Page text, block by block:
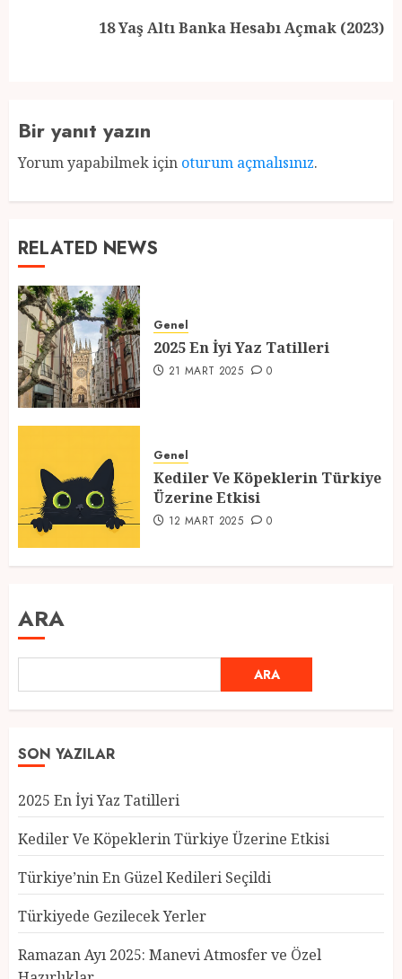
18 Yaş Altı Banka Hesabı Açmak (2023)
Bir yanıt yazın
Yorum yapabilmek için oturum açmalısınız.
RELATED NEWS
Genel
2025 En İyi Yaz Tatilleri
21 MART 2025 0
Genel
Kediler Ve Köpeklerin Türkiye
Üzerine Etkisi
12 MART 2025 0
ARA
ARA
SON YAZILAR
2025 En İyi Yaz Tatilleri
Kediler Ve Köpeklerin Türkiye Üzerine Etkisi
Türkiye’nin En Güzel Kedileri Seçildi
Türkiyede Gezilecek Yerler
Ramazan Ayı 2025: Manevi Atmosfer ve Özel
Türkiye’nin En Güzel Kedileri
Seçildi
12 MART 2025